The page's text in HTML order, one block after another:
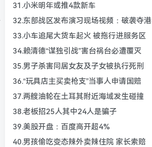
31.小米明年或推4款新车
32.东部战区发布演习现场视频：破袭夺港
33.小车追尾大货车起火 被拖行进服务区
34.赖清德“谋独引战”害台祸台必遭覆灭
35.男子杀害同居女友及子女被执行死刑
36.“玩具店主买卖枪支”当事人申请国赔
37.两艘油轮在土耳其附近海域发生碰撞
38.老板招25人其中24人是骗子
39.美股开盘：百度高开超4%
40.男孩偷吃变态辣外卖辣住院 家长索赔